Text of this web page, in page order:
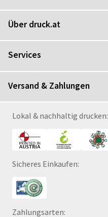
Über druck.at
Services
Versand & Zahlungen
Lokal & nachhaltig drucken:
Sicheres Einkaufen:
Zahlungsarten: